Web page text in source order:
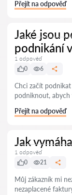
Přejít na odpověď
Jaké jsou
podnikání
1 odpověď
0
6
Chci začít
podniknout, abych
Přejít na odpověď
Jak
1 odpověď
0
21
Můj zákazník mi
nezaplacené